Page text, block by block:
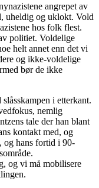
angrepet av
uheldig og uklokt. Vold
hos folk flest.
politiet. Voldelige
helt annet enn det vi
og ikke-voldelige
bør de ikke
i etterkant.
nemlig
tale der han blant
kontakt med, og
og hans fortid i 90-
og vi må mobilisere